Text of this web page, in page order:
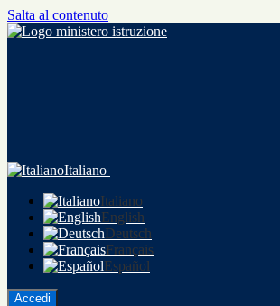
Salta al contenuto
Italiano
Italiano
English
Deutsch
Français
Español
Accedi